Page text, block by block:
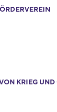
KRIEG